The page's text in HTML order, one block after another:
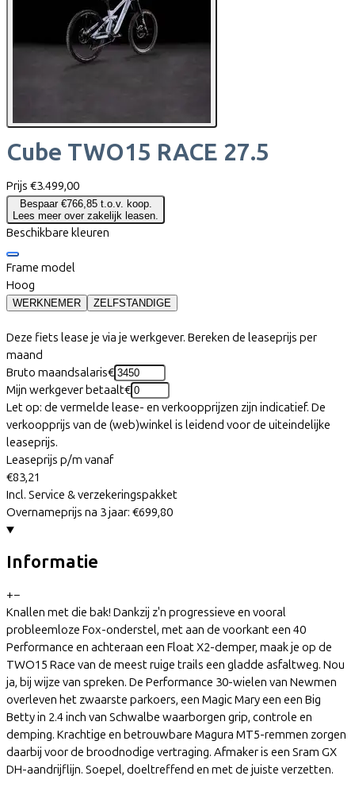
Cube TWO15 RACE 27.5
Prijs €3.499,00
Bespaar €766,85 t.o.v. koop.
Lees meer over zakelijk leasen.
Beschikbare kleuren
Frame model
Hoog
WERKNEMER ZELFSTANDIGE
Deze fiets lease je via je werkgever. Bereken de leaseprijs per
maand
Bruto maandsalaris€
Mijn werkgever betaalt€
Let op: de vermelde lease- en verkoopprijzen zijn indicatief. De
verkoopprijs van de (web)winkel is leidend voor de uiteindelijke
leaseprijs.
Leaseprijs p/m vanaf
€83,21
Incl. Service & verzekeringspakket
Overnameprijs na 3 jaar: €699,80
Informatie
+−
Knallen met die bak! Dankzij z'n progressieve en vooral
probleemloze Fox-onderstel, met aan de voorkant een 40
Performance en achteraan een Float X2-demper, maak je op de
TWO15 Race van de meest ruige trails een gladde asfaltweg. Nou
ja, bij wijze van spreken. De Performance 30-wielen van Newmen
overleven het zwaarste parkoers, een Magic Mary een een Big
Betty in 2.4 inch van Schwalbe waarborgen grip, controle en
demping. Krachtige en betrouwbare Magura MT5-remmen zorgen
daarbij voor de broodnodige vertraging. Afmaker is een Sram GX
DH-aandrijflijn. Soepel, doeltreffend en met de juiste verzetten.